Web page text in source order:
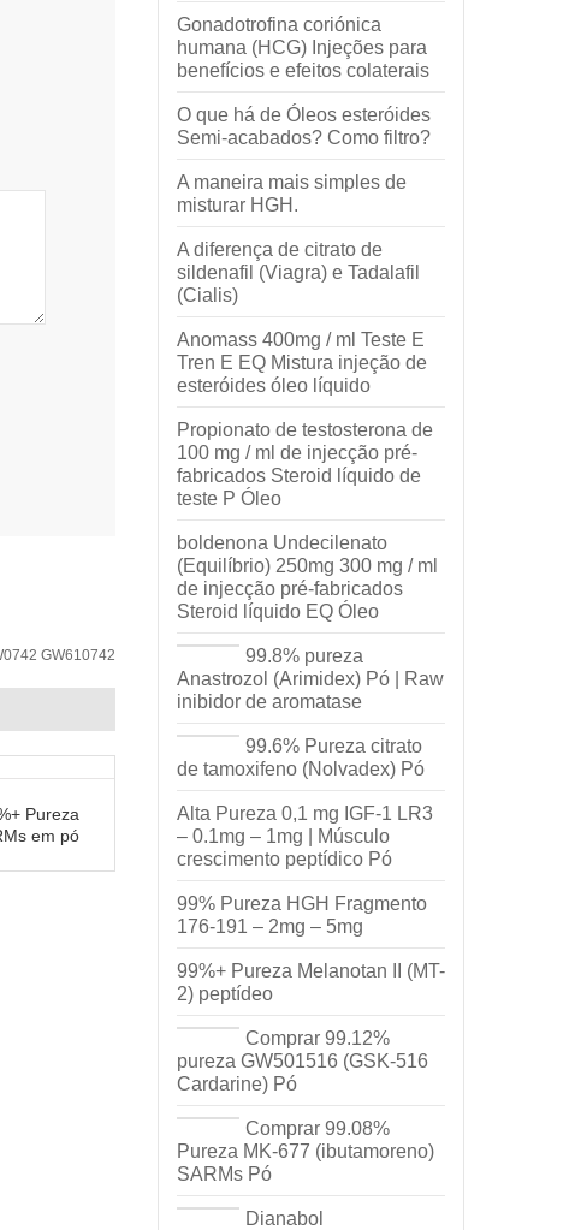
GW610742
Pureza
em pó
Gonadotrofina coriónica
humana (HCG) Injeções para
benefícios e efeitos colaterais
O que há de Óleos esteróides
Semi-acabados? Como filtro?
A maneira mais simples de
misturar HGH.
A diferença de citrato de
sildenafil (Viagra) e Tadalafil
(Cialis)
Anomass 400mg / ml Teste E
Tren E EQ Mistura injeção de
esteróides óleo líquido
Propionato de testosterona de
100 mg / ml de injecção pré-
fabricados Steroid líquido de
teste P Óleo
boldenona Undecilenato
(Equilíbrio) 250mg 300 mg / ml
de injecção pré-fabricados
Steroid líquido EQ Óleo
99.8% pureza
Anastrozol (Arimidex) Pó | Raw
inibidor de aromatase
99.6% Pureza citrato
de tamoxifeno (Nolvadex) Pó
Alta Pureza 0,1 mg IGF-1 LR3
– 0.1mg – 1mg | Músculo
crescimento peptídico Pó
99% Pureza HGH Fragmento
176-191 – 2mg – 5mg
99%+ Pureza Melanotan II (MT-
2) peptídeo
Comprar 99.12%
pureza GW501516 (GSK-516
Cardarine) Pó
Comprar 99.08%
Pureza MK-677 (ibutamoreno)
SARMs Pó
Dianabol